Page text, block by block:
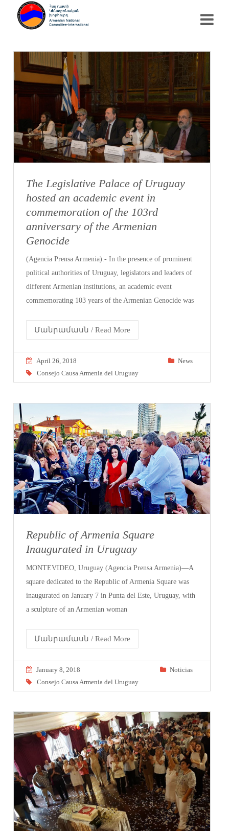
The Legislative Palace of Uruguay
hosted an academic event in
commemoration of the 103rd
anniversary of the Armenian
Genocide
(Agencia Prensa Armenia).- In the presence of prominent
political authorities of Uruguay, legislators and leaders of
different Armenian institutions, an academic event
commemorating 103 years of the Armenian Genocide was
Մանրամասն / Read More
April 26, 2018
News
Consejo Causa Armenia del Uruguay
Republic of Armenia Square
Inaugurated in Uruguay
MONTEVIDEO, Uruguay (Agencia Prensa Armenia)—A
square dedicated to the Republic of Armenia Square was
inaugurated on January 7 in Punta del Este, Uruguay, with
a sculpture of an Armenian woman
Մանրամասն / Read More
January 8, 2018
Noticias
Consejo Causa Armenia del Uruguay